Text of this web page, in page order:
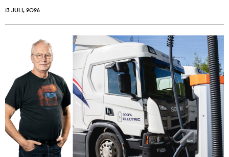
13 JULI, 2026